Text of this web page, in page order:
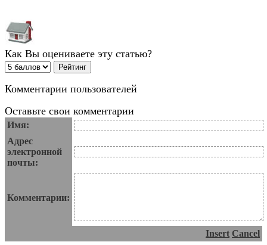
Как Вы оцениваете эту статью?
Комментарии пользователей
Оставьте свои комментарии
Имя:
Адрес
электронной
почты:
Комментарии:
Insert Cancel